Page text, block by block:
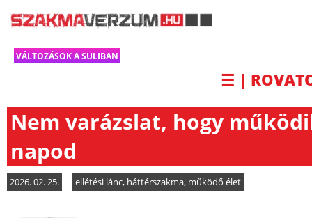
VÁLTOZÁSOK A SULIBAN
☰ |
Nem varázslat, hogy
napod
2026. 02. 25. ellétési lánc, háttérszakma, működő élet